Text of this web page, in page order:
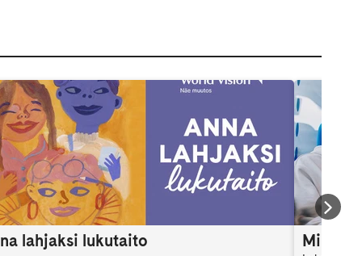
lahjaksi lukutaito